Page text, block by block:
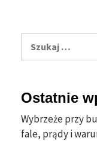
Ostatnie
Wybrzeże przy
fale, prądy i